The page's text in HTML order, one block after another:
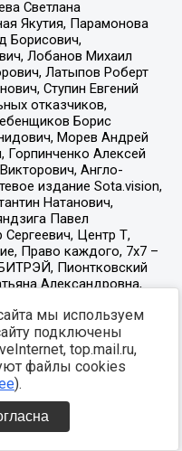
мы используем
подключены
top.mail.ru,
файлы cookies
).